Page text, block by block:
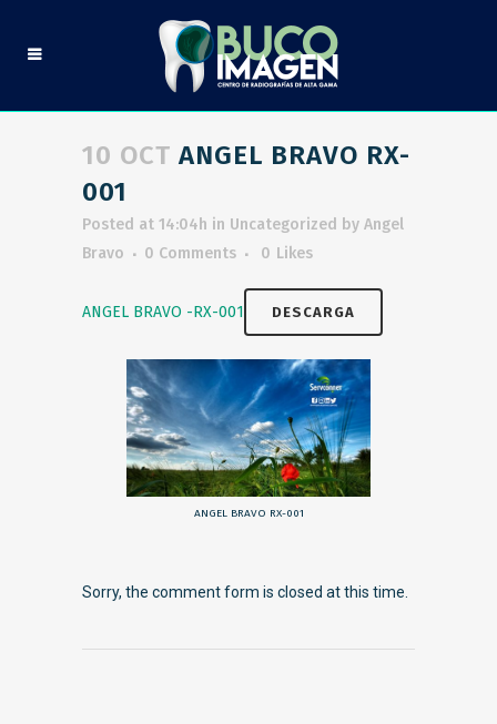
10 OCT ANGEL BRAVO RX-
001
Posted at 14:04h in Uncategorized by Angel
Bravo
0 Comments 0 Likes
ANGEL BRAVO -RX-001 DESCARGA
ANGEL BRAVO RX-001
Sorry, the comment form is closed at this time.